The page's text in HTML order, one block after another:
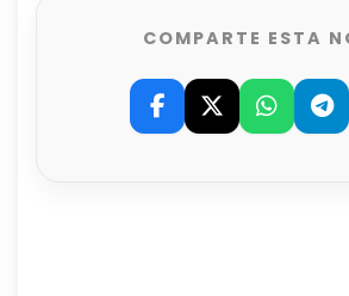
COMPARTE ESTA